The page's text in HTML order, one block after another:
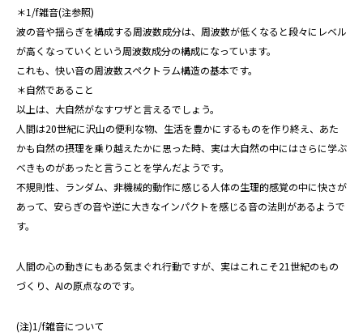
＊1/f雑音(注参照)
波の音や揺らぎを構成する周波数成分は、周波数が低くなると段々にレベル
が高くなっていくという周波数成分の構成になっています。
これも、快い音の周波数スペクトラム構造の基本です。
＊自然であること
以上は、大自然がなすワザと言えるでしょう。
人間は20世紀に沢山の便利な物、生活を豊かにするものを作り終え、あた
かも自然の摂理を乗り越えたかに思った時、実は大自然の中にはさらに学ぶ
べきものがあったと言うことを学んだようです。
不規則性、ランダム、非機械的動作に感じる人体の生理的感覚の中に快さが
あって、安らぎの音や逆に大きなインパクトを感じる音の法則があるようで
す。
人間の心の動きにもある気まぐれ行動ですが、実はこれこそ21世紀のもの
づくり、AIの原点なのです。
(注)1/f雑音について